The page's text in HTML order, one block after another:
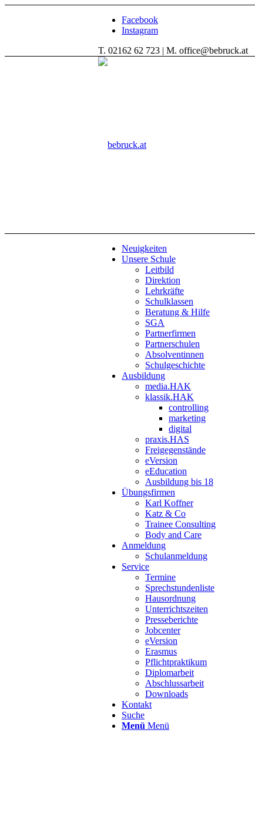
Facebook
Instagram
T. 02162 62 723 | M. office@bebruck.at
Neuigkeiten
Unsere Schule
Leitbild
Direktion
Lehrkräfte
Schulklassen
Beratung & Hilfe
SGA
Partnerfirmen
Partnerschulen
Absolventinnen
Schulgeschichte
Ausbildung
media.HAK
klassik.HAK
controlling
marketing
digital
praxis.HAS
Freigegenstände
eVersion
eEducation
Ausbildung bis 18
Übungsfirmen
Karl Koffner
Katz & Co
Trainee Consulting
Body and Care
Anmeldung
Schulanmeldung
Service
Termine
Sprechstundenliste
Hausordnung
Unterrichtszeiten
Presseberichte
Jobcenter
eVersion
Erasmus
Pflichtpraktikum
Diplomarbeit
Abschlussarbeit
Downloads
Kontakt
Suche
Menü Menü